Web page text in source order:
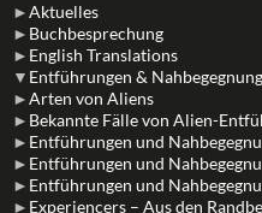
►Aktuelles
► Buchbesprechung
► English Translations
▼ Entführungen &
►Arten von Aliens
► Bekannte Fälle von Alien-
► Entführungen und
► Entführungen und
► Entführungen und
► Experiencers – Aus den